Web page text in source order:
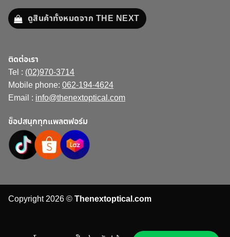
ดูสินค้าทั้งหมดจาก THE NEXT
ติดต่อเรา
Tel : (02)970-3714
Mobile phone: 062-194-4624
Email : info@thenextoptical.com
ช็อปสนุกทุกแพลตฟอร์ม
Copyright 2026 ©Thenextoptical.com